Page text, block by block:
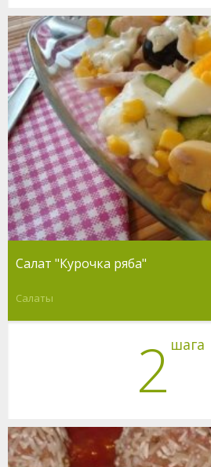
Салат "Курочка ряба"
Салаты
2 шага